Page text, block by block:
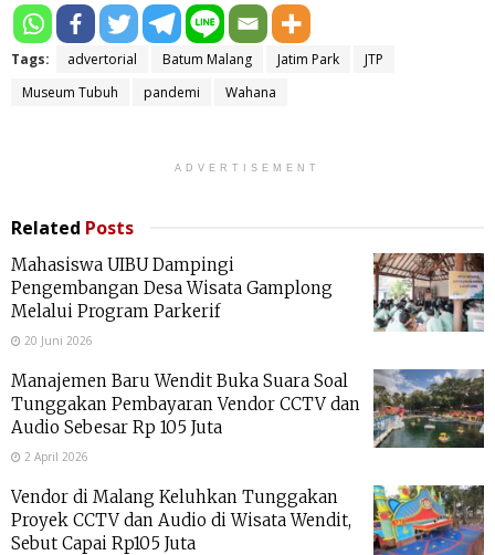
Tags: advertorial Batum Malang Jatim Park
JTP
Museum Tubuh
pandemi Wahana
ADVERTISEMENT
Related Posts
Mahasiswa UIBU Dampingi
Pengembangan Desa Wisata Gamplong
Melalui Program Parkerif
20 Juni 2026
Manajemen Baru Wendit Buka Suara Soal
Tunggakan Pembayaran Vendor CCTV dan
Audio Sebesar Rp 105 Juta
2 April 2026
Vendor di Malang Keluhkan Tunggakan
Proyek CCTV dan Audio di Wisata Wendit,
Sebut Capai Rp105 Juta